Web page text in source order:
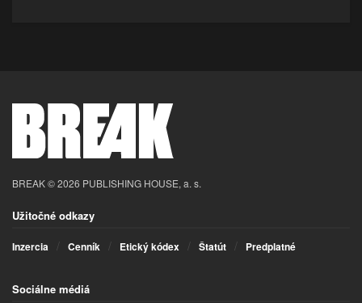
BREAK © 2026 PUBLISHING HOUSE, a. s.
Užitočné odkazy
Inzercia Cenník Etický kódex Štatút Predplatné
Sociálne médiá